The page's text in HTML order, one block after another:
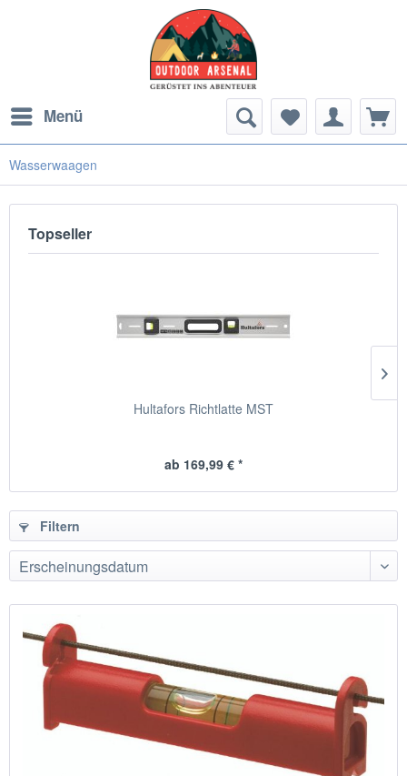
Menü
Wasserwaagen
Topseller
Hultafors Richtlatte MST
ab 169,99 € *
Filtern